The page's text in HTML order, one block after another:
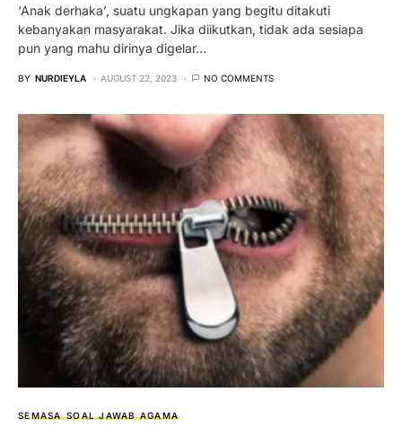
‘Anak derhaka’, suatu ungkapan yang begitu ditakuti
kebanyakan masyarakat. Jika diikutkan, tidak ada sesiapa
pun yang mahu dirinya digelar…
BY NURDIEYLA AUGUST 22, 2023 NO COMMENTS
SEMASA SOAL JAWAB AGAMA